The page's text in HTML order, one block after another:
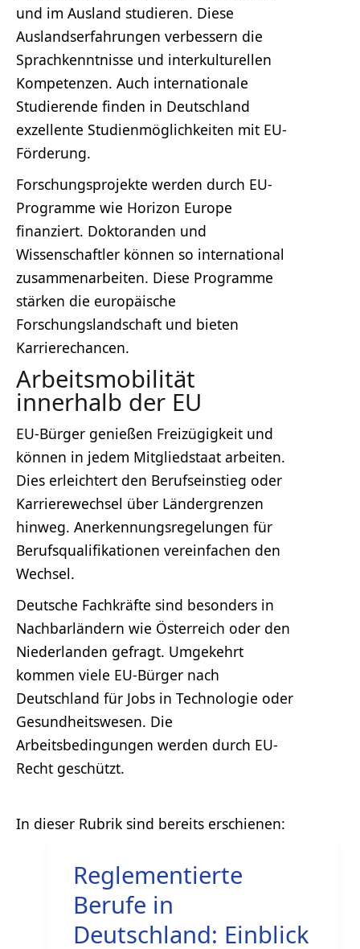
und im Ausland studieren. Diese
Auslandserfahrungen verbessern die
Sprachkenntnisse und interkulturellen
Kompetenzen. Auch internationale
Studierende finden in Deutschland
exzellente Studienmöglichkeiten mit EU-
Förderung.
Forschungsprojekte werden durch EU-
Programme wie Horizon Europe
finanziert. Doktoranden und
Wissenschaftler können so international
zusammenarbeiten. Diese Programme
stärken die europäische
Forschungslandschaft und bieten
Karrierechancen.
Arbeitsmobilität
innerhalb der EU
EU-Bürger genießen Freizügigkeit und
können in jedem Mitgliedstaat arbeiten.
Dies erleichtert den Berufseinstieg oder
Karrierewechsel über Ländergrenzen
hinweg. Anerkennungsregelungen für
Berufsqualifikationen vereinfachen den
Wechsel.
Deutsche Fachkräfte sind besonders in
Nachbarländern wie Österreich oder den
Niederlanden gefragt. Umgekehrt
kommen viele EU-Bürger nach
Deutschland für Jobs in Technologie oder
Gesundheitswesen. Die
Arbeitsbedingungen werden durch EU-
Recht geschützt.
Reglementierte
Berufe in
Deutschland: Einblick